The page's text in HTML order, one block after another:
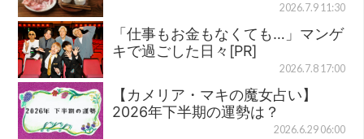
2026.7.9 11:30
「仕事もお金もなくても…」マンゲ
キで過ごした日々[PR]
2026.7.8 17:00
【カメリア・マキの魔女占い】
2026年下半期の運勢は？
2026.6.29 06:00